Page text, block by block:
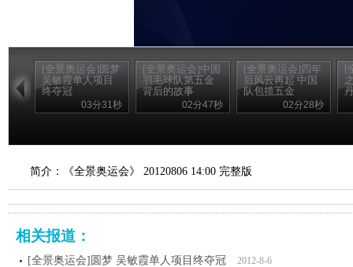
[全景奥运会]圆梦
吴敏霞单人项目
终夺冠
03分31秒
[全景奥运会]中国
羽毛球队第五金
背后的故事
02分47秒
[全景奥运会]四年
后风云再起 中国
队包揽五金
02分28秒
[
简介：《全景奥运会》 20120806 14:00 完整版
相关报道：
[全景奥运会]圆梦 吴敏霞单人项目终夺冠 2012-8-6